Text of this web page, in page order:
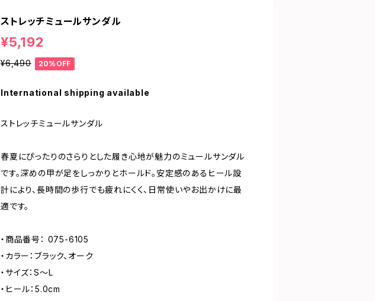
ストレッチミュールサンダル
¥5,192
¥6,490 20%OFF
International shipping available
ストレッチミュールサンダル
春夏にぴったりのさらりとした履き心地が魅力のミュールサンダル
です。深めの甲が足をしっかりとホールド。安定感のあるヒール設
計により、長時間の歩行でも疲れにくく、日常使いやお出かけに最
適です。
・商品番号： 075-6105
・カラー：ブラック、オーク
・サイズ：S〜L
・ヒール：5.0cm